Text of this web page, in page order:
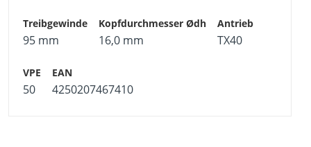
95 mm 16,0 mm TX40
50 4250207467410